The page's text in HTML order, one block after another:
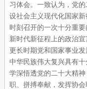
习体会。一致认为，党
设社会主义现代化国家
时刻召开的一次十分重
新时代新征程上的政治
更长时期党和国家事业
中华民族伟大复兴具有
学深悟透党的二十大精
职、拼搏奉献，发挥协